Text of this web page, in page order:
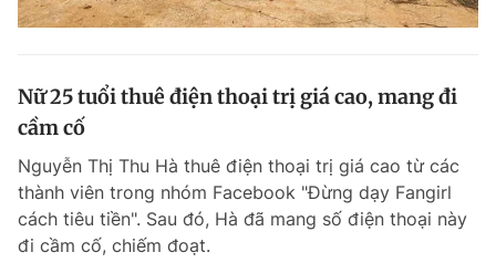
Nữ 25 tuổi thuê điện thoại trị giá cao, mang đi
cầm cố
Nguyễn Thị Thu Hà thuê điện thoại trị giá cao từ các
thành viên trong nhóm Facebook "Đừng dạy Fangirl
cách tiêu tiền". Sau đó, Hà đã mang số điện thoại này
đi cầm cố, chiếm đoạt.